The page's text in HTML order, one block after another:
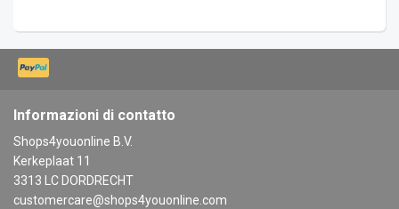
Informazioni di contatto
Shops4youonline B.V.
Kerkeplaat 11
3313 LC DORDRECHT
customercare@shops4youonline.com